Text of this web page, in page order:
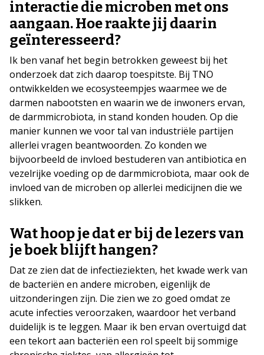
interactie die microben met ons
aangaan. Hoe raakte jij daarin
geïnteresseerd?
Ik ben vanaf het begin betrokken geweest bij het
onderzoek dat zich daarop toespitste. Bij TNO
ontwikkelden we ecosysteempjes waarmee we de
darmen nabootsten en waarin we de inwoners ervan,
de darmmicrobiota, in stand konden houden. Op die
manier kunnen we voor tal van industriële partijen
allerlei vragen beantwoorden. Zo konden we
bijvoorbeeld de invloed bestuderen van antibiotica en
vezelrijke voeding op de darmmicrobiota, maar ook de
invloed van de microben op allerlei medicijnen die we
slikken.
Wat hoop je dat er bij de lezers van
je boek blijft hangen?
Dat ze zien dat de infectieziekten, het kwade werk van
de bacteriën en andere microben, eigenlijk de
uitzonderingen zijn. Die zien we zo goed omdat ze
acute infecties veroorzaken, waardoor het verband
duidelijk is te leggen. Maar ik ben ervan overtuigd dat
een tekort aan bacteriën een rol speelt bij sommige